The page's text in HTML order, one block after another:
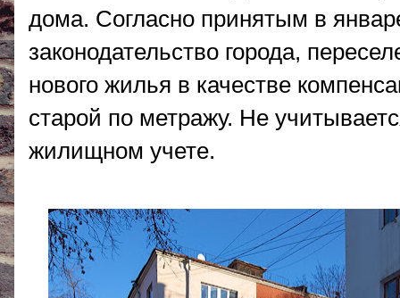
дома. Согласно принятым в
законодательство города,
нового жилья в качестве
старой по метражу. Не
жилищном учете.